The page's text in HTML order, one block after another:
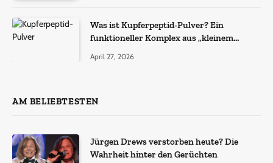
Was ist Kupferpeptid-Pulver? Ein
funktioneller Komplex aus „kleinem
April 27, 2026
AM BELIEBTESTEN
Jürgen Drews verstorben heute? Die
Wahrheit hinter den Gerüchten